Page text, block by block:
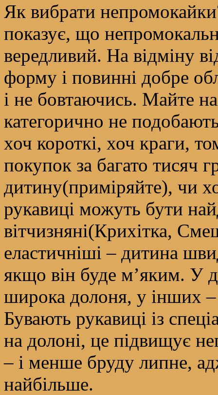
Як вибрати
показує, що
вередливий. На відміну
форму і повинні добре
і не бовтаючись. Майте
категорично не
хоч короткі, хоч краги,
покупок за багато тисяч
дитину(приміряйте), чи
рукавиці можуть бути
вітчизняні(Крихітка,
еластичніші – дитина
якщо він буде м’яким. У
широка долоня, у інших –
Бувають рукавиці із
на долоні, це підвищує
– і менше бруду липне,
найбільше.